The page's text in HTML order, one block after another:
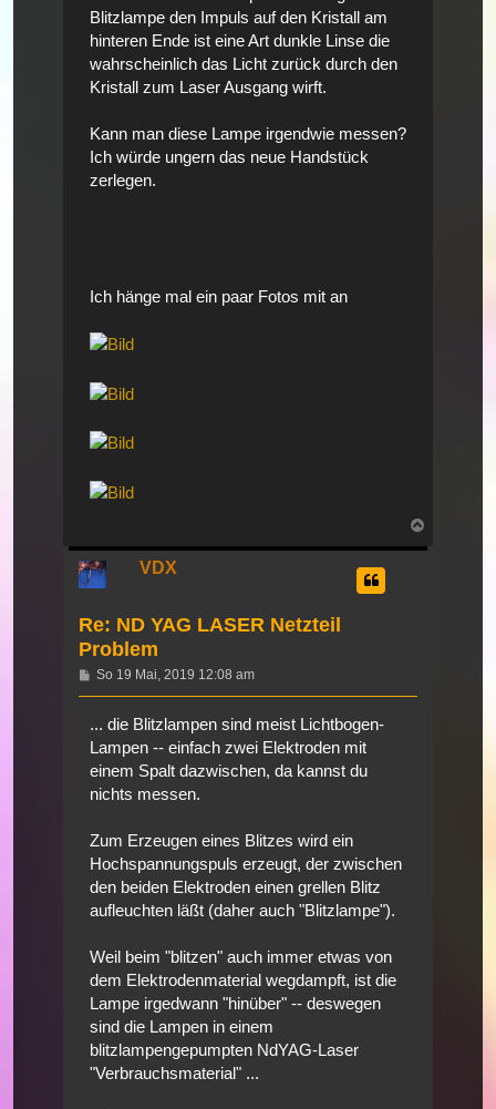
Blitzlampe den Impuls auf den Kristall am
hinteren Ende ist eine Art dunkle Linse die
wahrscheinlich das Licht zurück durch den
Kristall zum Laser Ausgang wirft.
Kann man diese Lampe irgendwie messen?
Ich würde ungern das neue Handstück
zerlegen.
Ich hänge mal ein paar Fotos mit an
VDX
Re: ND YAG LASER Netzteil
Problem
Beitrag
So 19 Mai, 2019 12:08 am
... die Blitzlampen sind meist Lichtbogen-
Lampen -- einfach zwei Elektroden mit
einem Spalt dazwischen, da kannst du
nichts messen.
Zum Erzeugen eines Blitzes wird ein
Hochspannungspuls erzeugt, der zwischen
den beiden Elektroden einen grellen Blitz
aufleuchten läßt (daher auch "Blitzlampe").
Weil beim "blitzen" auch immer etwas von
dem Elektrodenmaterial wegdampft, ist die
Lampe irgedwann "hinüber" -- deswegen
sind die Lampen in einem
blitzlampengepumpten NdYAG-Laser
"Verbrauchsmaterial" ...